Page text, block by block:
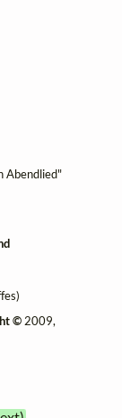
Abendlied"
© 2009,